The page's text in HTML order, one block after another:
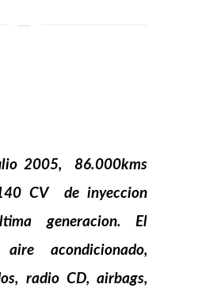
2005, 86.000kms
CV de inyeccion
generacion. El
aire acondicionado,
radio CD, airbags,